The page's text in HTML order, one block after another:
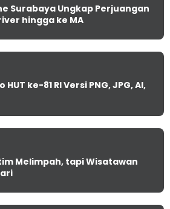
Surabaya Ungkap Perjuangan
hingga ke MA
ke-81 RI Versi PNG, JPG, AI,
Melimpah, tapi Wisatawan